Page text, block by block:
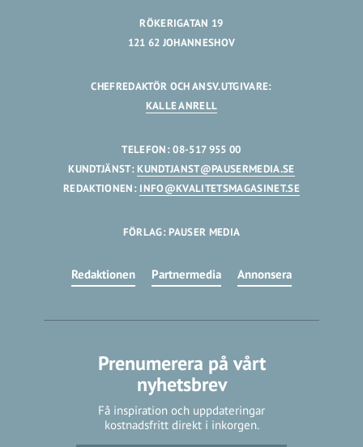
RÖKERIGATAN 19
121 62 JOHANNESHOV
CHEFREDAKTÖR OCH ANSV.UTGIVARE:
KALLE ANRELL
TELEFON: 08-517 955 00
KUNDTJÄNST:KUNDTJANST@PAUSERMEDIA.SE
REDAKTIONEN: INFO@KVALITETSMAGASINET.SE
FÖRLAG: PAUSER MEDIA
Redaktionen Partnermedia Annonsera
Prenumerera på vårt
nyhetsbrev
Få inspiration och uppdateringar
kostnadsfritt direkt i inkorgen.